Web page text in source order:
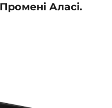
Промені Аласі.